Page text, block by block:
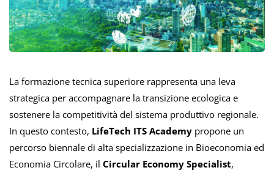
La formazione tecnica superiore rappresenta una leva
strategica per accompagnare la transizione ecologica e
sostenere la competitività del sistema produttivo regionale.
In questo contesto, LifeTech ITS Academy propone un
percorso biennale di alta specializzazione in Bioeconomia ed
Economia Circolare, il Circular Economy Specialist,